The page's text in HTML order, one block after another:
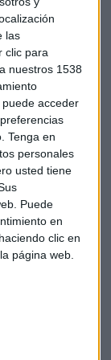
las
clic para
nuestros 1538
acceder
Tenga en
personales
usted tiene
Puede
en
clic en
página web.
repuntan a
en el caso de
se eleva, al
desde los 901